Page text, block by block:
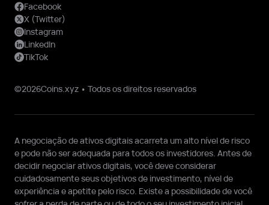
©2026Coins.xyz • Todos os direitos reservados
Facebook
X (Twitter)
Instagram
LinkedIn
TikTok
A negociação de ativos digitais acarreta um alto nível de risco
e pode não ser adequada para todos os investidores. Antes de
decidir negociar ativos digitais, você deve considerar
cuidadosamente seus objetivos de investimento, nível de
experiência e apetite pelo risco. Existe a possibilidade de você